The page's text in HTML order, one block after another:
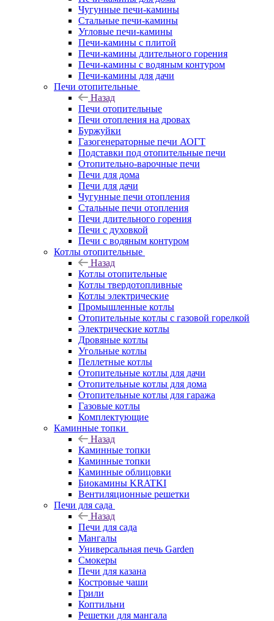
Чугунные печи-камины
Стальные печи-камины
Угловые печи-камины
Печи-камины с плитой
Печи-камины длительного горения
Печи-камины с водяным контуром
Печи-камины для дачи
Печи отопительные
Назад
Печи отопительные
Печи отопления на дровах
Буржуйки
Газогенераторные печи АОГТ
Подставки под отопительные печи
Отопительно-варочные печи
Печи для дома
Печи для дачи
Чугунные печи отопления
Стальные печи отопления
Печи длительного горения
Печи с духовкой
Печи с водяным контуром
Котлы отопительные
Назад
Котлы отопительные
Котлы твердотопливные
Котлы электрические
Промышленные котлы
Отопительные котлы с газовой горелкой
Электрические котлы
Дровяные котлы
Угольные котлы
Пеллетные котлы
Отопительные котлы для дачи
Отопительные котлы для дома
Отопительные котлы для гаража
Газовые котлы
Комплектующие
Каминные топки
Назад
Каминные топки
Каминные топки
Каминные облицовки
Биокамины KRATKI
Вентиляционные решетки
Печи для сада
Назад
Печи для сада
Мангалы
Универсальная печь Garden
Смокеры
Печи для казана
Костровые чаши
Грили
Коптильни
Решетки для мангала